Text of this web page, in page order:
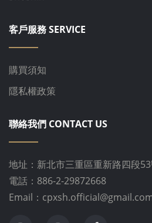
客戶服務 SERVICE
購買須知
隱私權政策
聯絡我們 CONTACT US
地址：新北市三重區重新路四段
電話：886-2-29872668
Email：